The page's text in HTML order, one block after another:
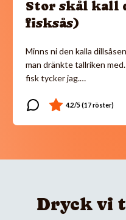
Stor skål kall
fisksås)
Minns ni den kalla
man dränkte tallriken
fisk tycker jag.…
Dryck vi